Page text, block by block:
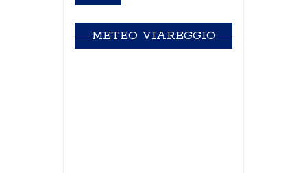
METEO VIAREGGIO